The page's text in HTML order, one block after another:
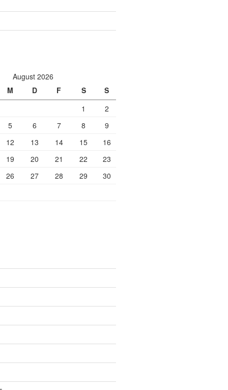
August 2026
M D F S
S
1
2
5 6 7 8
9
12 13 14 15
16
19 20 21 22
23
26 27 28 29
30